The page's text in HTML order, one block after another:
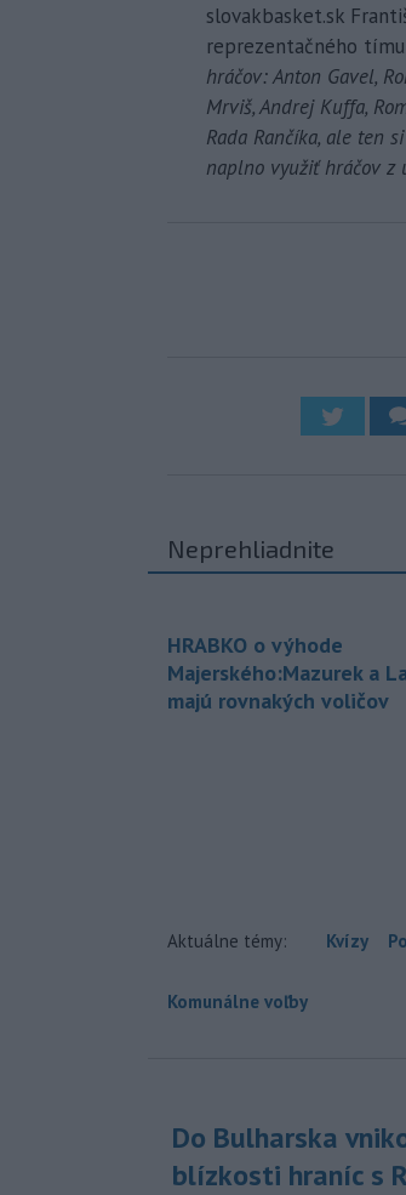
slovakbasket.sk
reprezentačného
hráčov: Anton Gavel,
Mrviš, Andrej Kuffa,
Rada Rančíka, ale ten
naplno využiť hráčov z
Neprehliadnite
HRABKO o výhode
Majerského:Mazurek a
majú rovnakých voličov
Aktuálne témy: Kvízy
Komunálne voľby
Do Bulharska
blízkosti hraníc s